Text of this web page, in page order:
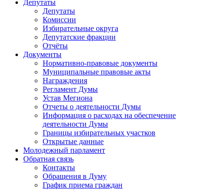
Депутаты
Депутаты
Комиссии
Избирательные округа
Депутатские фракции
Отчёты
Документы
Нормативно-правовые документы
Муниципальные правовые акты
Награждения
Регламент Думы
Устав Мегиона
Отчеты о деятельности Думы
Информация о расходах на обеспечение
деятельности Думы
Границы избирательных участков
Открытые данные
Молодежный парламент
Обратная связь
Контакты
Обращения в Думу
График приема граждан